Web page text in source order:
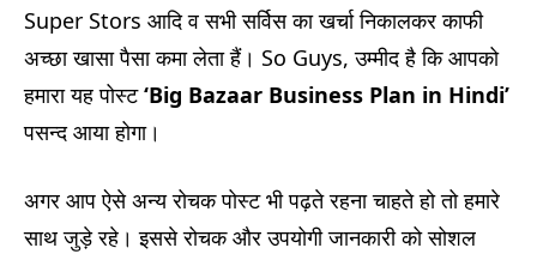
Super Stors आदि व सभी सर्विस का खर्चा निकालकर काफी
अच्छा खासा पैसा कमा लेता हैं। So Guys, उम्मीद है कि आपको
हमारा यह पोस्ट‘Big Bazaar Business Plan in Hindi’
पसन्द आया होगा।
अगर आप ऐसे अन्य रोचक पोस्ट भी पढ़ते रहना चाहते हो तो हमारे
साथ जुड़े रहे। इससे रोचक और उपयोगी जानकारी को सोशल